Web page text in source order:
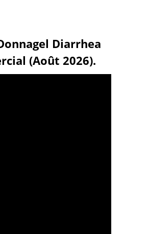
Diarrhea
(Août 2026).